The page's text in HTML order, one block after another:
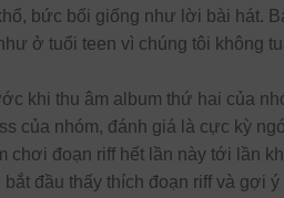
bức bối giống như lời bài hát.
ở tuổi teen vì chúng tôi không
khi thu âm album thứ hai của
của nhóm, đánh giá là cực kỳ
chơi đoạn riff hết lần này tới lần
đầu thấy thích đoạn riff và gợi